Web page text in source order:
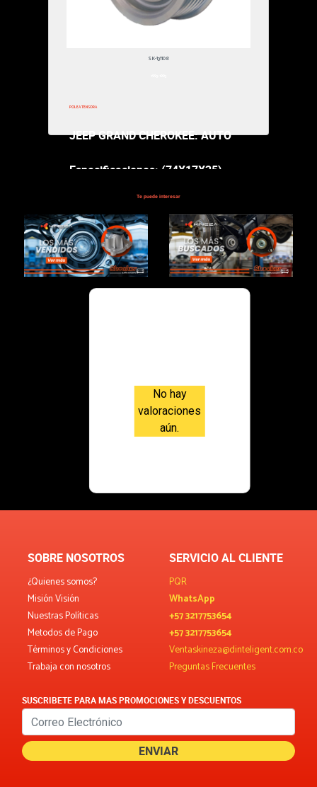
SK-131108
POLEA TENSORA
JEEP GRAND CHEROKEE: AUTO
Especificaciones: (74X17X25)
$76,000.00
Te puede interesar
No hay
valoraciones
aún.
SOBRE NOSOTROS
¿Quienes somos?
Misión Visión
Nuestras Políticas
Metodos de Pago
Términos y Condiciones
Trabaja con nosotros
SERVICIO AL CLIENTE
PQR
WhatsApp
+57 3217753654
+57 3217753654
Ventaskineza@dinteligent.com.co
Preguntas Frecuentes
SUSCRIBETE PARA MAS PROMOCIONES Y DESCUENTOS